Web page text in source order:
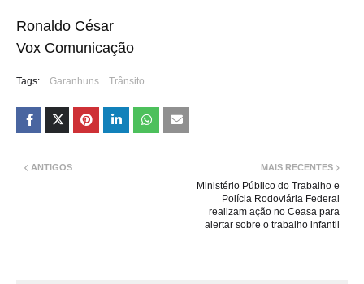
Ronaldo César
Vox Comunicação
Tags: Garanhuns Trânsito
MAIS RECENTES
Ministério Público do Trabalho e
Polícia Rodoviária Federal
realizam ação no Ceasa para
alertar sobre o trabalho infantil
ANTIGOS